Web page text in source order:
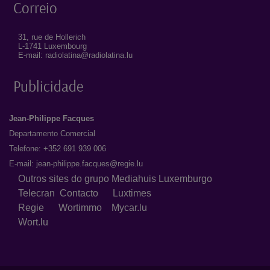
Correio
31, rue de Hollerich
L-1741 Luxembourg
E-mail: radiolatina@radiolatina.lu
Publicidade
Jean-Philippe Facques
Departamento Comercial
Telefone: +352 691 939 006
E-mail: jean-philippe.facques@regie.lu
Outros sites do grupo Mediahuis Luxemburgo
Telecran Contacto
Luxtimes
Regie Wortimmo
Mycar.lu
Wort.lu